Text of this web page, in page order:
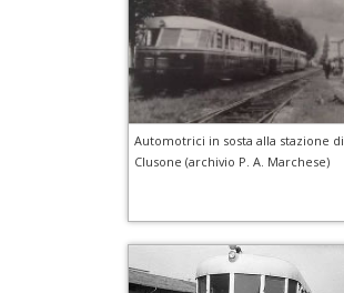
Automotrici in sosta alla stazione di
Clusone (archivio P. A. Marchese)